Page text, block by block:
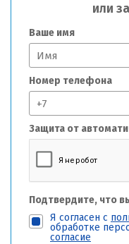
или
Ваше имя
Номер телефона
Защита от
Подтвердите, что
Я согласен с
обработке
согласие